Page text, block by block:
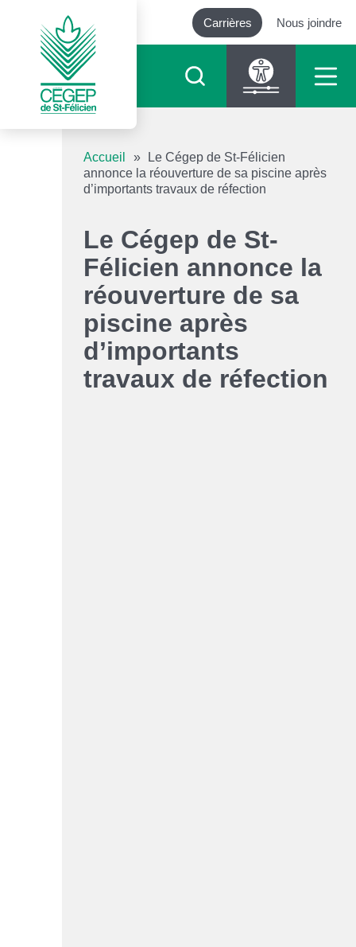
Carrières Nous joindre
Augmenter le texte
Diminuer le texte
Niveau de gris
Contraste élevé
Liens soulignés
Accueil »
Le Cégep de St-Félicien
annonce la réouverture de sa piscine après
d’importants travaux de réfection
Le Cégep de St-
Félicien annonce la
réouverture de sa
piscine après
d’importants
travaux de réfection